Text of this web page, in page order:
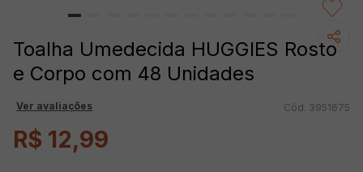
Toalha Umedecida HUGGIES Rosto
e Corpo com 48 Unidades
Ver avaliações 3951675
R$ 12,99